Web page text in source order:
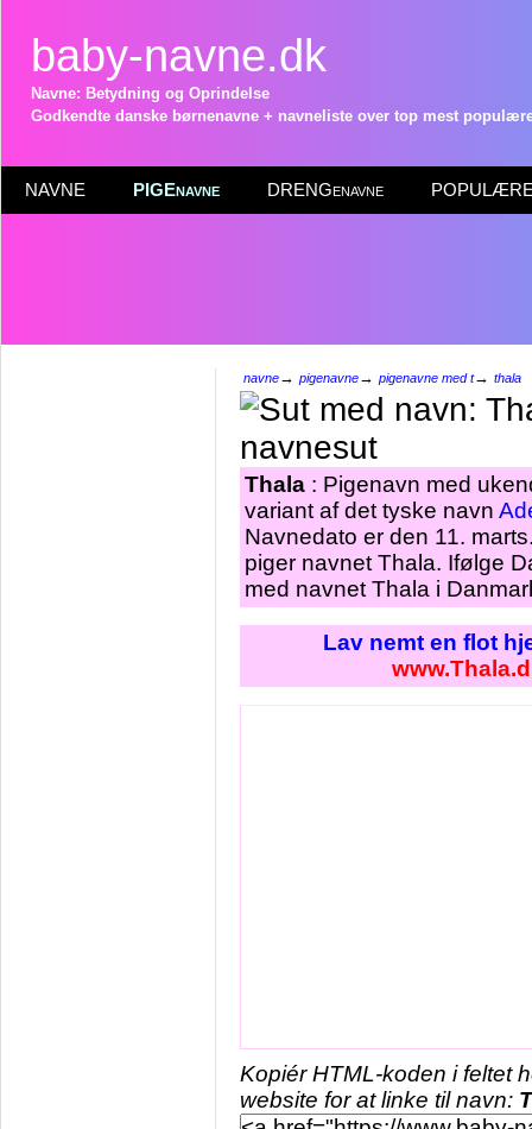
baby-navne.dk
Navne: Betydning og Oprindelse
Godkendte danske børnenavne + navneliste over top mest
NAVNE PIGEnavne DRENGenavne POPULÆRE
navne→ pigenavne→ pigenavne med t→ thala
Thala : Pigenavn med
variant af det tyske navn
Navnedato er den 11.
piger navnet Thala. Ifølge
med navnet Thala i
Lav nemt en flot
Kopiér HTML-koden i feltet
website for at linke til navn: